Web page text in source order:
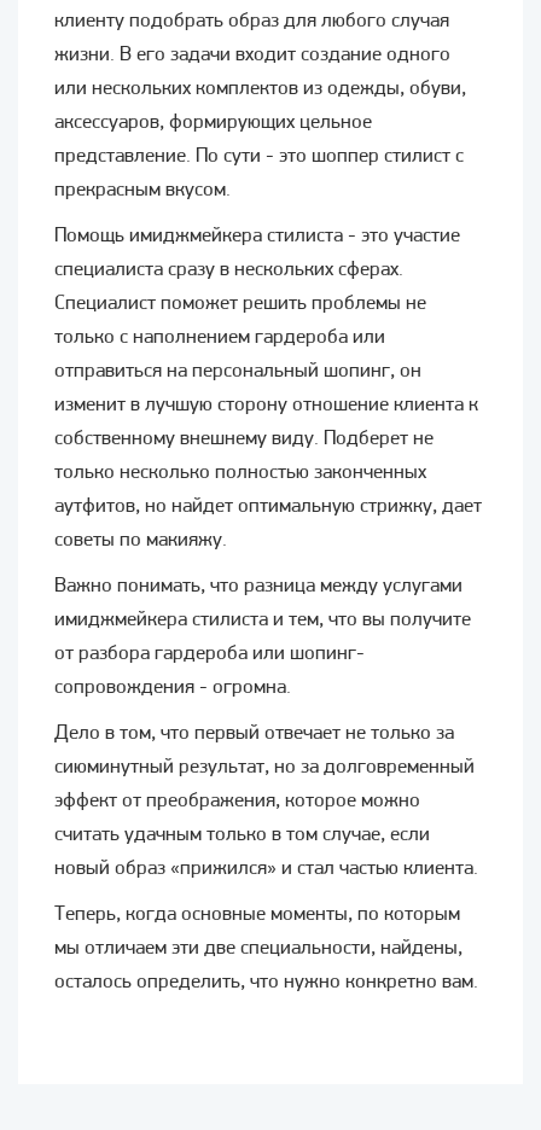
клиенту подобрать образ для любого случая
жизни. В его задачи входит создание одного
или нескольких комплектов из одежды, обуви,
аксессуаров, формирующих цельное
представление. По сути - это шоппер стилист с
прекрасным вкусом.
Помощь имиджмейкера стилиста - это участие
специалиста сразу в нескольких сферах.
Специалист поможет решить проблемы не
только с наполнением гардероба или
отправиться на персональный шопинг, он
изменит в лучшую сторону отношение клиента к
собственному внешнему виду. Подберет не
только несколько полностью законченных
аутфитов, но найдет оптимальную стрижку, дает
советы по макияжу.
Важно понимать, что разница между услугами
имиджмейкера стилиста и тем, что вы получите
от разбора гардероба или шопинг-
сопровождения - огромна.
Дело в том, что первый отвечает не только за
сиюминутный результат, но за долговременный
эффект от преображения, которое можно
считать удачным только в том случае, если
новый образ «прижился» и стал частью клиента.
Теперь, когда основные моменты, по которым
мы отличаем эти две специальности, найдены,
осталось определить, что нужно конкретно вам.